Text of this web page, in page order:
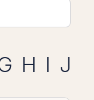
H I J